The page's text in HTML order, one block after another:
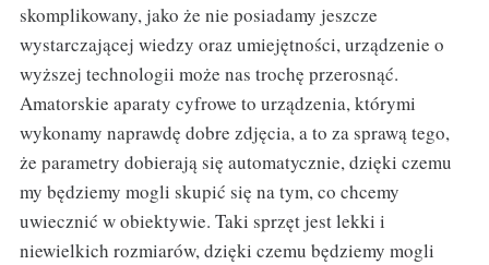
skomplikowany, jako że nie posiadamy jeszcze
wystarczającej wiedzy oraz umiejętności, urządzenie o
wyższej technologii może nas trochę przerosnąć.
Amatorskie aparaty cyfrowe to urządzenia, którymi
wykonamy naprawdę dobre zdjęcia, a to za sprawą tego,
że parametry dobierają się automatycznie, dzięki czemu
my będziemy mogli skupić się na tym, co chcemy
uwiecznić w obiektywie. Taki sprzęt jest lekki i
niewielkich rozmiarów, dzięki czemu będziemy mogli